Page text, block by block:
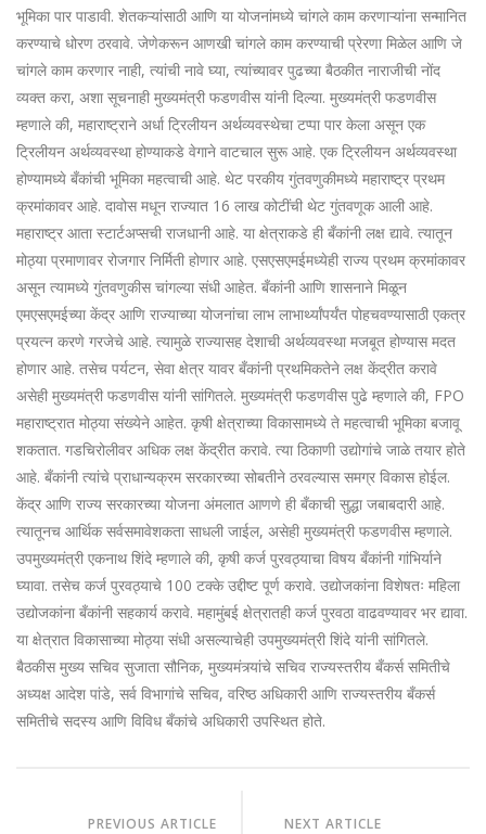
भूमिका पार पाडावी. शेतकऱ्यांसाठी आणि या योजनांमध्ये चांगले काम करणाऱ्यांना सन्मानित
करण्याचे धोरण ठरवावे. जेणेकरून आणखी चांगले काम करण्याची प्रेरणा मिळेल आणि जे
चांगले काम करणार नाही, त्यांची नावे घ्या, त्यांच्यावर पुढच्या बैठकीत नाराजीची नोंद
व्यक्त करा, अशा सूचनाही मुख्यमंत्री फडणवीस यांनी दिल्या. मुख्यमंत्री फडणवीस
म्हणाले की, महाराष्ट्राने अर्धा ट्रिलीयन अर्थव्यवस्थेचा टप्पा पार केला असून एक
ट्रिलीयन अर्थव्यवस्था होण्याकडे वेगाने वाटचाल सुरू आहे. एक ट्रिलीयन अर्थव्यवस्था
होण्यामध्ये बँकांची भूमिका महत्वाची आहे. थेट परकीय गुंतवणुकीमध्ये महाराष्ट्र प्रथम
क्रमांकावर आहे. दावोस मधून राज्यात 16 लाख कोटींची थेट गुंतवणूक आली आहे.
महाराष्ट्र आता स्टार्टअप्सची राजधानी आहे. या क्षेत्राकडे ही बँकांनी लक्ष द्यावे. त्यातून
मोठ्या प्रमाणावर रोजगार निर्मिती होणार आहे. एसएसएमईमध्येही राज्य प्रथम क्रमांकावर
असून त्यामध्ये गुंतवणुकीस चांगल्या संधी आहेत. बँकांनी आणि शासनाने मिळून
एमएसएमईच्या केंद्र आणि राज्याच्या योजनांचा लाभ लाभार्थ्यांपर्यंत पोहचवण्यासाठी एकत्र
प्रयत्न करणे गरजेचे आहे. त्यामुळे राज्यासह देशाची अर्थव्यवस्था मजबूत होण्यास मदत
होणार आहे. तसेच पर्यटन, सेवा क्षेत्र यावर बँकांनी प्रथमिकतेने लक्ष केंद्रीत करावे
असेही मुख्यमंत्री फडणवीस यांनी सांगितले. मुख्यमंत्री फडणवीस पुढे म्हणाले की, FPO
महाराष्ट्रात मोठ्या संख्येने आहेत. कृषी क्षेत्राच्या विकासामध्ये ते महत्वाची भूमिका बजावू
शकतात. गडचिरोलीवर अधिक लक्ष केंद्रीत करावे. त्या ठिकाणी उद्योगांचे जाळे तयार होते
आहे. बँकांनी त्यांचे प्राधान्यक्रम सरकारच्या सोबतीने ठरवल्यास समग्र विकास होईल.
केंद्र आणि राज्य सरकारच्या योजना अंमलात आणणे ही बँकाची सुद्धा जबाबदारी आहे.
त्यातूनच आर्थिक सर्वसमावेशकता साधली जाईल, असेही मुख्यमंत्री फडणवीस म्हणाले.
उपमुख्यमंत्री एकनाथ शिंदे म्हणाले की, कृषी कर्ज पुरवठ्याचा विषय बँकांनी गांभिर्याने
घ्यावा. तसेच कर्ज पुरवठ्याचे 100 टक्के उद्दीष्ट पूर्ण करावे. उद्योजकांना विशेषतः महिला
उद्योजकांना बँकांनी सहकार्य करावे. महामुंबई क्षेत्रातही कर्ज पुरवठा वाढवण्यावर भर द्यावा.
या क्षेत्रात विकासाच्या मोठ्या संधी असल्याचेही उपमुख्यमंत्री शिंदे यांनी सांगितले.
बैठकीस मुख्य सचिव सुजाता सौनिक, मुख्यमंत्र्यांचे सचिव राज्यस्तरीय बँकर्स समितीचे
अध्यक्ष आदेश पांडे, सर्व विभागांचे सचिव, वरिष्ठ अधिकारी आणि राज्यस्तरीय बँकर्स
समितीचे सदस्य आणि विविध बँकांचे अधिकारी उपस्थित होते.
PREVIOUS ARTICLE NEXT ARTICLE